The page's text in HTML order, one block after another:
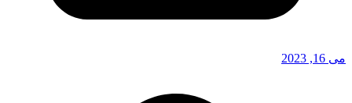
می 16, 2023